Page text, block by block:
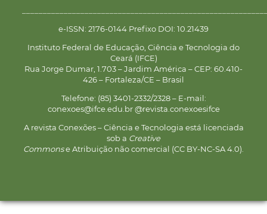
e-ISSN: 2176-0144 Prefixo DOI: 10.21439
Instituto Federal de Educação, Ciência e Tecnologia do
Ceará (IFCE)
Rua Jorge Dumar, 1.703 – Jardim América – CEP: 60.410-
426 – Fortaleza/CE – Brasil
Telefone: (85) 3401-2332/2328 – E-mail:
conexoes@ifce.edu.br @revista.conexoesifce
A revista Conexões – Ciência e Tecnologia está licenciada
sob a Creative
Commonse Atribuição não comercial (CC BY-NC-SA 4.0).